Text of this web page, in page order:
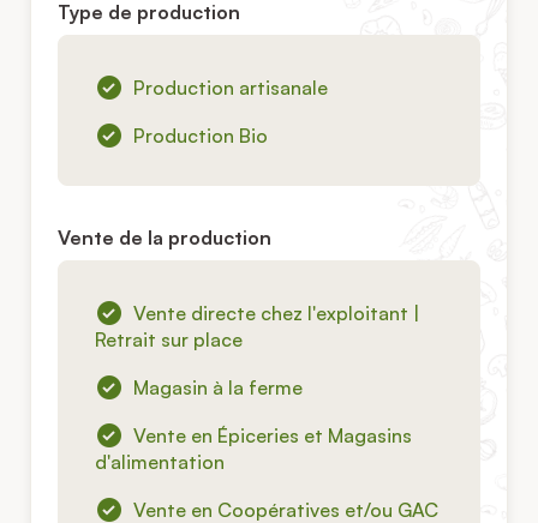
Type de production
Production artisanale
Production Bio
Vente de la production
Vente directe chez l'exploitant |
Retrait sur place
Magasin à la ferme
Vente en Épiceries et Magasins
d'alimentation
Vente en Coopératives et/ou GAC